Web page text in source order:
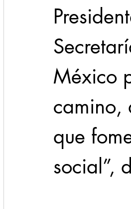
México
camino,
que
social”,